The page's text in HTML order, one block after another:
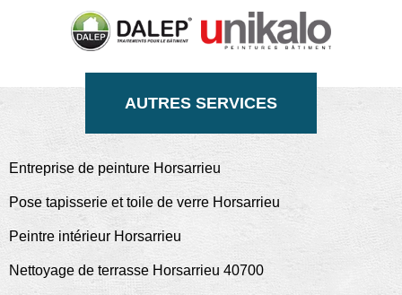
AUTRES SERVICES
Entreprise de peinture Horsarrieu
Pose tapisserie et toile de verre Horsarrieu
Peintre intérieur Horsarrieu
Nettoyage de terrasse Horsarrieu 40700